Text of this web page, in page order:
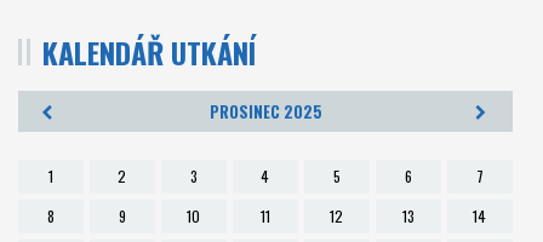
O klubu
Partneři
KALENDÁŘ UTKÁNÍ
PROSINEC 2025
1 2 3 4 5 6
7
8
9 10 11 12 13
14